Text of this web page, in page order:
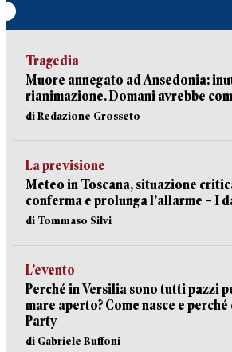
Tragedia
Muore annegato ad Ansedonia:
rianimazione. Domani avrebbe
di Redazione Grosseto
La previsione
Meteo in Toscana, situazione
conferma e prolunga l’allarme – I
di Tommaso Silvi
L’evento
Perché in Versilia sono tutti pazzi
mare aperto? Come nasce e
Party
di Gabriele Buffoni